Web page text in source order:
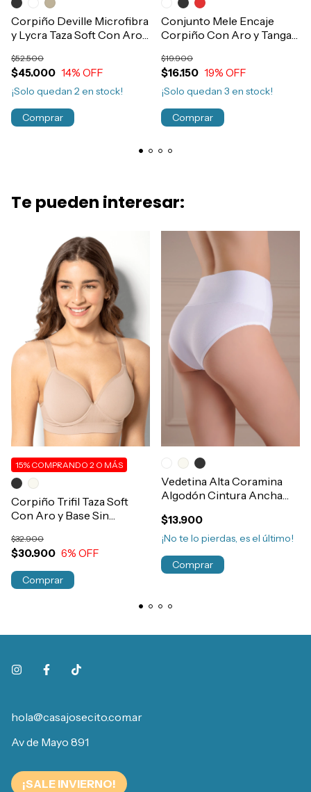
Corpiño Deville Microfibra
y Lycra Taza Soft Con Aro y
$45.000
$52.500
14% OFF
¡Solo quedan 2en stock!
Comprar
Conjunto Mele Encaje
Corpiño Con Aro y Tanga
$16.150
$19.900
19% OFF
¡Solo quedan 3 en stock!
Comprar
Te pueden interesar:
Corpiño Trifil Taza Soft
Con Aro y Base Sin
$30.900
$32.900
6% OFF
15% COMPRANDO 2 O MÁS
Comprar
Vedetina Alta Coramina
Algodón Cintura Ancha
$13.900
¡No te lo pierdas, es el último!
Comprar
hola@casajosecito.com.ar
Av de Mayo 891
¡SALE INVIERNO!